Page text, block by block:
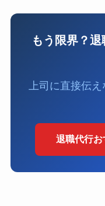
もう限界？
上司に直接伝
退職代行